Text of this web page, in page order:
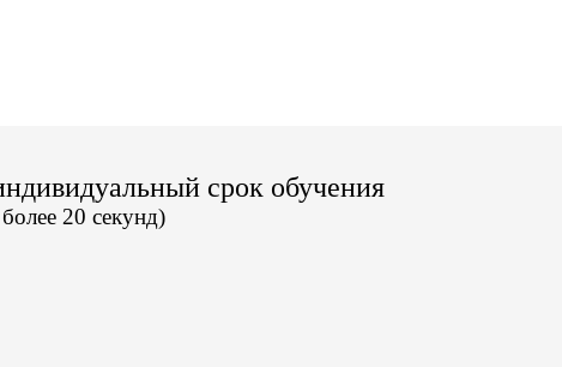
срок обучения
20 секунд)